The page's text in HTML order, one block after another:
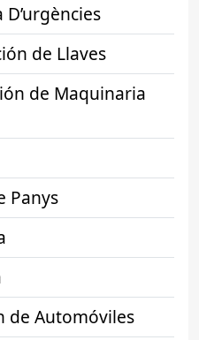
de Llaves
de Maquinaria
Panys
de Automóviles